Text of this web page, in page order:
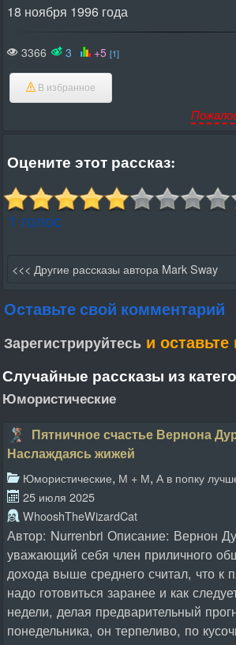
18 ноября 1996 года
3366 3 +5 [1]
В избранное
Оцените этот рассказ:
1 голос
<<< Другие рассказы автора Mark Sway
Оставьте свой комментарий
Зарегистрируйтесь и
Случайные рассказы из
Юмористические
Пятничное счастье Вернона
Наслаждаясь жижей
Юмористические, М + М, А в попку
25 июля 2025
WhooshTheWizardCat
Автор: Nurrenbri Описание: Вернон
уважающий себя член приличного
дохода выше среднего считал, что к
надо готовиться заранее и как
недели, делая предварительный
понедельника, он терпеливо, по